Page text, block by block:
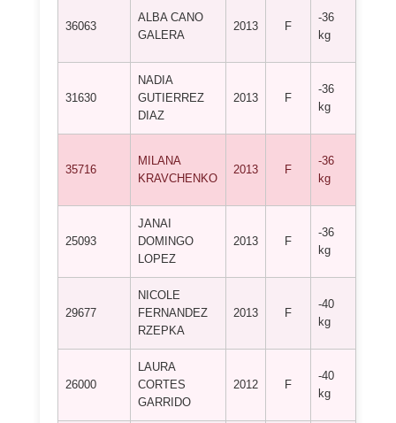
36063
ALBA CANO
GALERA
2013 F
-36
kg
31630
NADIA
GUTIERREZ
DIAZ
2013 F
-36
kg
35716
MILANA
KRAVCHENKO
2013 F
-36
kg
25093
JANAI
DOMINGO
LOPEZ
2013 F
-36
kg
29677
NICOLE
FERNANDEZ
RZEPKA
2013 F
-40
kg
26000
LAURA
CORTES
GARRIDO
2012 F
-40
kg